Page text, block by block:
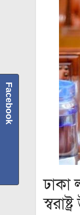
ঢাকা
Facebook